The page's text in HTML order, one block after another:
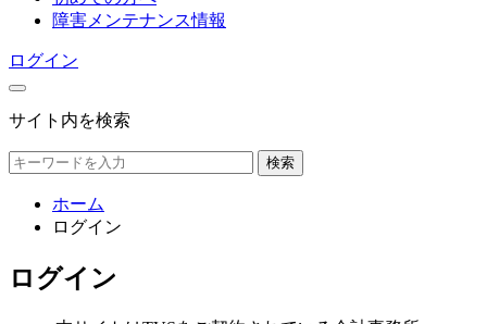
障害メンテナンス情報
ログイン
サイト内を検索
検索
ホーム
ログイン
ログイン